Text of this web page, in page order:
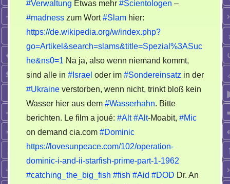
#Verwaltung Etwas mehr #Scientologen –
#madness zum Wort#Slam hier:
https://de.wikipedia.org/w/index.php?
go=Artikel&search=slams&title=Spezial%3ASuc
he&ns0=1 Na ja, also wenn niemand kommt,
sind alle in #Israel oder im #Sondereinsatz in der
#Ukraine verstorben, wenn nicht, trinkt bloß kein
Wasser hier aus dem #Wasserhahn. Bitte
berichten. Le film a joué: #Alt #Alt-Moabit, #Mic
on demand cia.com #Dominic
https://lovesunpeace.com/102/operation-
dominic-i-and-ii-starfish-prime-part-1-1962
#catching_the_big_fish #fish #Aid #DOD Dr. An